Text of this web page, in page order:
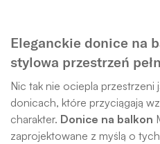
Eleganckie donice na
stylowa przestrzeń
Nic tak nie ociepla
donicach, które przyciągają
charakter. Donice na balkon
zaprojektowane z myślą o